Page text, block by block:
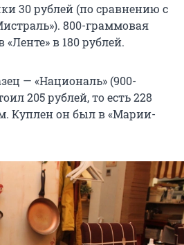
30 рублей (по сравнению с
800-граммовая
в 180 рублей.
— «Националь» (900-
205 рублей, то есть 228
Куплен он был в «Марии-